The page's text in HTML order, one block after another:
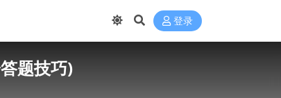
登录
题技巧)